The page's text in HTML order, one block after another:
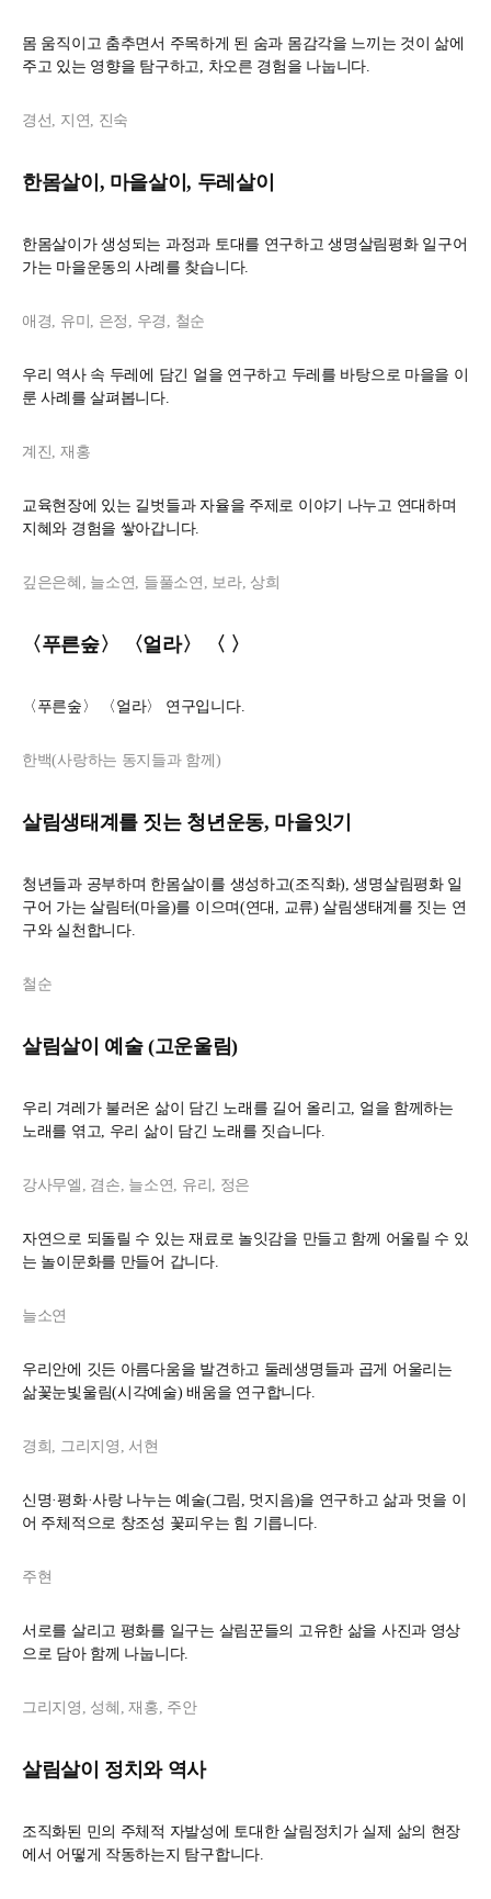
몸 움직이고 춤추면서 주목하게 된 숨과 몸감각을 느끼는 것이 삶에
주고 있는 영향을 탐구하고, 차오른 경험을 나눕니다.
경선, 지연, 진숙
한몸살이, 마을살이, 두레살이
한몸살이가 생성되는 과정과 토대를 연구하고 생명살림평화 일구어
가는 마을운동의 사례를 찾습니다.
애경, 유미, 은정, 우경, 철순
우리 역사 속 두레에 담긴 얼을 연구하고 두레를 바탕으로 마을을 이
룬 사례를 살펴봅니다.
계진, 재홍
교육현장에 있는 길벗들과 자율을 주제로 이야기 나누고 연대하며
지혜와 경험을 쌓아갑니다.
깊은은혜, 늘소연, 들풀소연, 보라, 상희
〈푸른숲〉 〈얼라〉 〈 〉
〈푸른숲〉 〈얼라〉 연구입니다.
한백(사랑하는 동지들과 함께)
살림생태계를 짓는 청년운동, 마을잇기
청년들과 공부하며 한몸살이를 생성하고(조직화), 생명살림평화 일
구어 가는 살림터(마을)를 이으며(연대, 교류) 살림생태계를 짓는 연
구와 실천합니다.
철순
살림살이 예술 (고운울림)
우리 겨레가 불러온 삶이 담긴 노래를 길어 올리고, 얼을 함께하는
노래를 엮고, 우리 삶이 담긴 노래를 짓습니다.
강사무엘, 겸손, 늘소연, 유리, 정은
자연으로 되돌릴 수 있는 재료로 놀잇감을 만들고 함께 어울릴 수 있
는 놀이문화를 만들어 갑니다.
늘소연
우리안에 깃든 아름다움을 발견하고 둘레생명들과 곱게 어울리는
삶꽃눈빛울림(시각예술) 배움을 연구합니다.
경희, 그리지영, 서현
신명·평화·사랑 나누는 예술(그림, 멋지음)을 연구하고 삶과 멋을 이
어 주체적으로 창조성 꽃피우는 힘 기릅니다.
주현
서로를 살리고 평화를 일구는 살림꾼들의 고유한 삶을 사진과 영상
으로 담아 함께 나눕니다.
그리지영, 성혜, 재홍, 주안
살림살이 정치와 역사
조직화된 민의 주체적 자발성에 토대한 살림정치가 실제 삶의 현장
에서 어떻게 작동하는지 탐구합니다.